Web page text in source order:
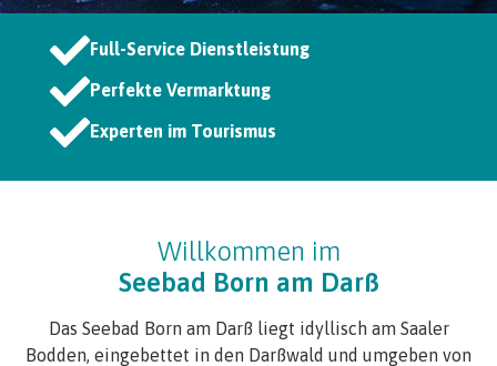
Full-Service Dienstleistung
Perfekte Vermarktung
Experten im Tourismus
Willkommen im
Seebad Born am Darß
Das Seebad Born am Darß liegt idyllisch am Saaler
Bodden, eingebettet in den Darßwald und umgeben von